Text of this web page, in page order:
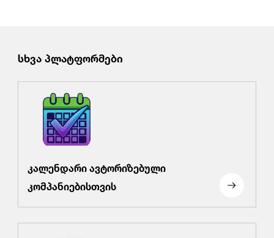
სხვა პლატფორმები
კალენდარი ავტორიზებული
კომპანიებისთვის